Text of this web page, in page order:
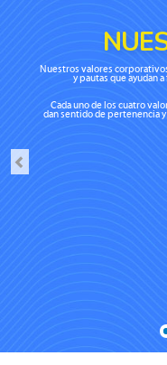
Nuestros valores
y pautas que ayudan
Cada uno de los cuatro
dan sentido de pertenencia